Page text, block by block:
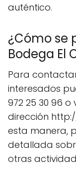
auténtico.
¿Cómo se
Bodega El
Para
interesados
972 25 30 96
dirección
esta manera,
detallada
otras